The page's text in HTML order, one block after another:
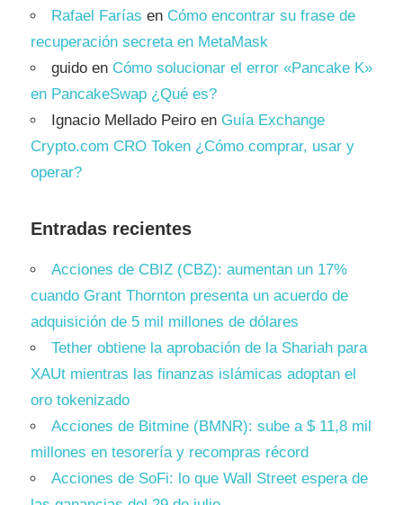
Rafael Farías en Cómo encontrar su frase de
recuperación secreta en MetaMask
guido en Cómo solucionar el error «Pancake K»
en PancakeSwap ¿Qué es?
Ignacio Mellado Peiro en Guía Exchange
Crypto.com CRO Token ¿Cómo comprar, usar y
operar?
Entradas recientes
Acciones de CBIZ (CBZ): aumentan un 17%
cuando Grant Thornton presenta un acuerdo de
adquisición de 5 mil millones de dólares
Tether obtiene la aprobación de la Shariah para
XAUt mientras las finanzas islámicas adoptan el
oro tokenizado
Acciones de Bitmine (BMNR): sube a $ 11,8 mil
millones en tesorería y recompras récord
Acciones de SoFi: lo que Wall Street espera de